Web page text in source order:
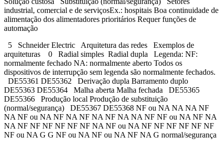
industrial, comercial e de serviçosEx.: hospitais Boa continuidade de
alimentação dos alimentadores prioritários Requer funções de
automação
5 Schneider Electric Arquitetura das redes Exemplos de
arquiteturas 0 Radial simples Radial dupla Legenda: NF:
normalmente fechado NA: normalmente aberto Todos os
dispositivos de interrupção sem legenda são normalmente fechados.
DE55361 DE55362 Derivação dupla Barramento duplo
DE55363 DE55364 Malha aberta Malha fechada DE55365
DE55366 Produção local Produção de substituição
(normal/segurança) DE55367 DE55368 NF ou NA NA NA NF
NA NF ou NA NF NA NF NA NF NA NA NF NF ou NA NF NA
NA NF NF NF NF NF NF NA NF ou NA NF NF NF NF NF NF
NF ou NA G G NF ou NA NF ou NA NF NA G normal/segurança